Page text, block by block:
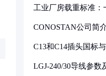
工业厂房载重标准：
CONOSTAN公司简
C13和C14插头国标
LGJ-240/30导线参数